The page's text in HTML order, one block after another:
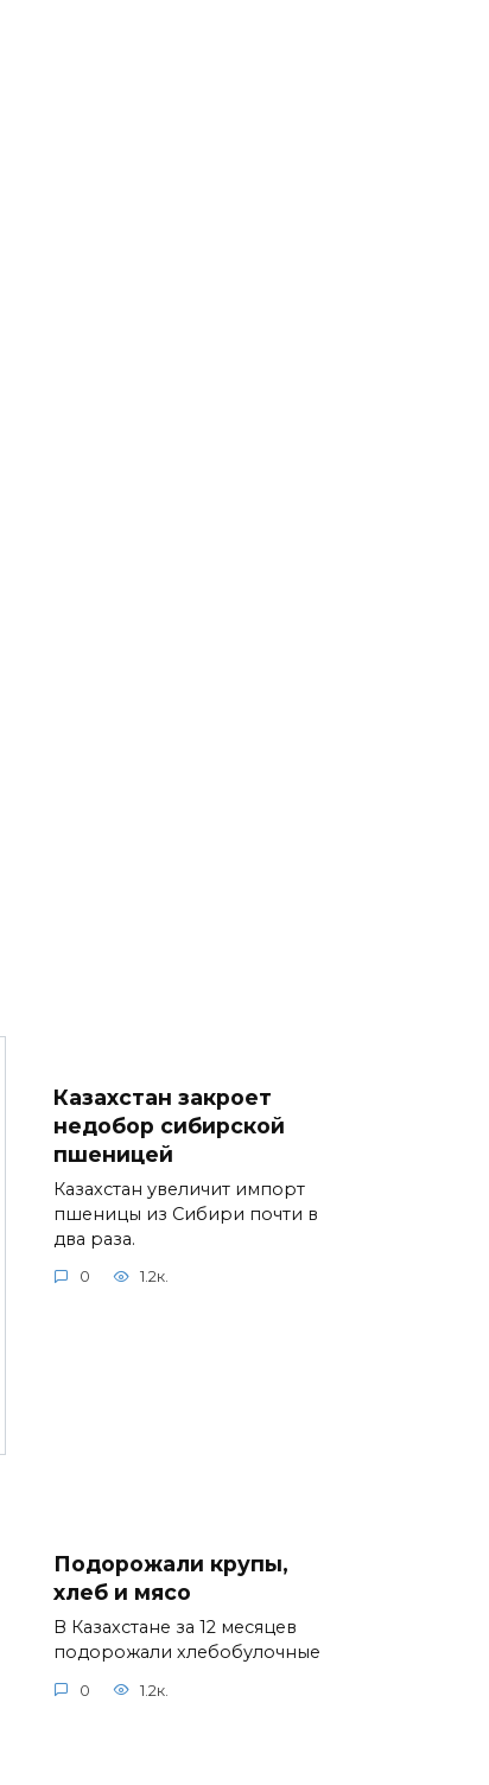
Казахстан закроет
недобор сибирской
пшеницей
Казахстан увеличит импорт
пшеницы из Сибири почти в
два раза.
0 1.2к.
Подорожали крупы,
хлеб и мясо
В Казахстане за 12 месяцев
подорожали хлебобулочные
0 1.2к.